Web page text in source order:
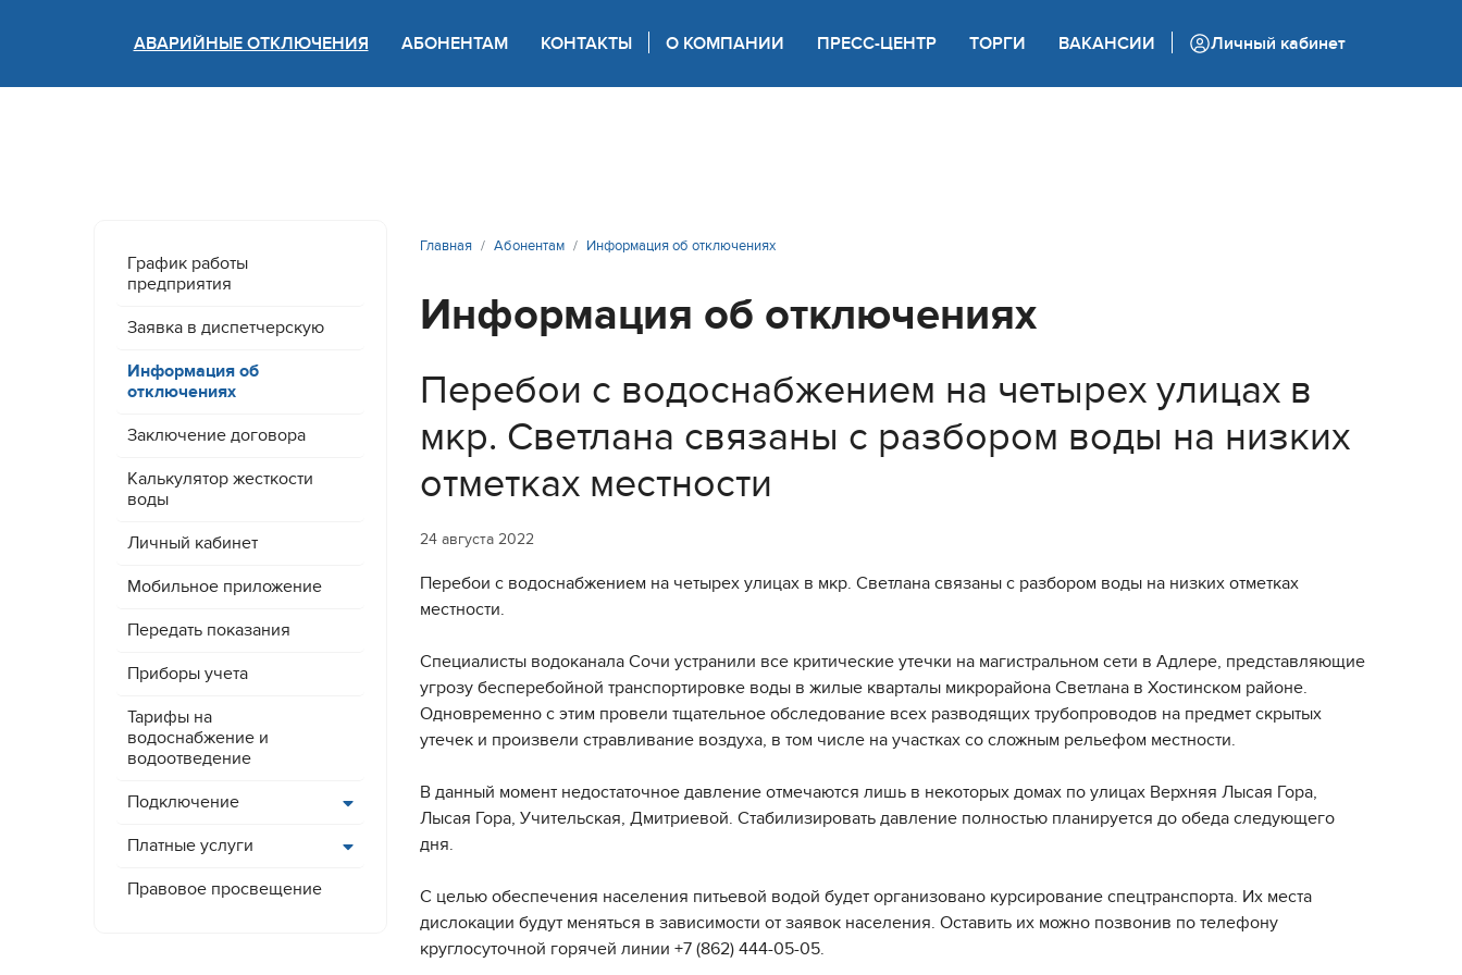
Версия для слабовидящих +7 (862) 444 05 05
АВАРИЙНЫЕ ОТКЛЮЧЕНИЯ АБОНЕНТАМ КОНТАКТЫ О КОМПАНИИ ПРЕСС-ЦЕНТР ТОРГИ ВАКАНСИИ Личный кабинет
График работы
предприятия
Заявка в диспетчерскую
Информация об
отключениях
Заключение договора
Калькулятор жесткости
воды
Личный кабинет
Мобильное приложение
Передать показания
Приборы учета
Тарифы на
водоснабжение и
водоотведение
Подключение
Платные услуги
Правовое просвещение
Главная Абонентам Информация об отключениях
Информация об отключениях
Перебои с водоснабжением на четырех улицах в
мкр. Светлана связаны с разбором воды на низких
отметках местности
24 августа 2022
Перебои с водоснабжением на четырех улицах в мкр. Светлана связаны с разбором воды на низких отметках
местности.
Специалисты водоканала Сочи устранили все критические утечки на магистральном сети в Адлере, представляющие
угрозу бесперебойной транспортировке воды в жилые кварталы микрорайона Светлана в Хостинском районе.
Одновременно с этим провели тщательное обследование всех разводящих трубопроводов на предмет скрытых
утечек и произвели стравливание воздуха, в том числе на участках со сложным рельефом местности.
В данный момент недостаточное давление отмечаются лишь в некоторых домах по улицах Верхняя Лысая Гора,
Лысая Гора, Учительская, Дмитриевой. Стабилизировать давление полностью планируется до обеда следующего
дня.
С целью обеспечения населения питьевой водой будет организовано курсирование спецтранспорта. Их места
дислокации будут меняться в зависимости от заявок населения. Оставить их можно позвонив по телефону
круглосуточной горячей линии +7 (862) 444-05-05.